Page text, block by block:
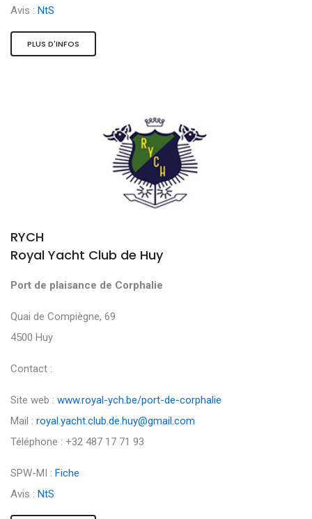
Avis : NtS
PLUS D'INFOS
RYCH
Royal Yacht Club de Huy
Port de plaisance de Corphalie
Quai de Compiègne, 69
4500 Huy
Contact :
Site web : www.royal-ych.be/port-de-corphalie
Mail : royal.yacht.club.de.huy@gmail.com
Téléphone : +32 487 17 71 93
SPW-MI : Fiche
Avis : NtS